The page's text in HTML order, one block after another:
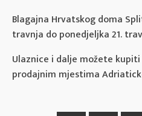
Blagajna Hrvatskog doma
travnja do ponedjeljka 21.
Ulaznice i dalje možete
prodajnim mjestima